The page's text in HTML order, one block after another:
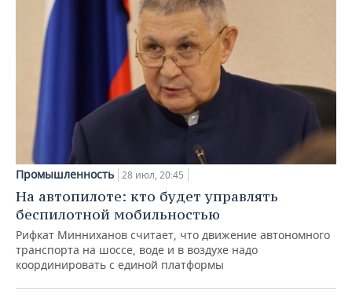
Промышленность 28 июл, 20:45
На автопилоте: кто будет управлять
беспилотной мобильностью
Рифкат Минниханов считает, что движение автономного
транспорта на шоссе, воде и в воздухе надо
координировать с единой платформы